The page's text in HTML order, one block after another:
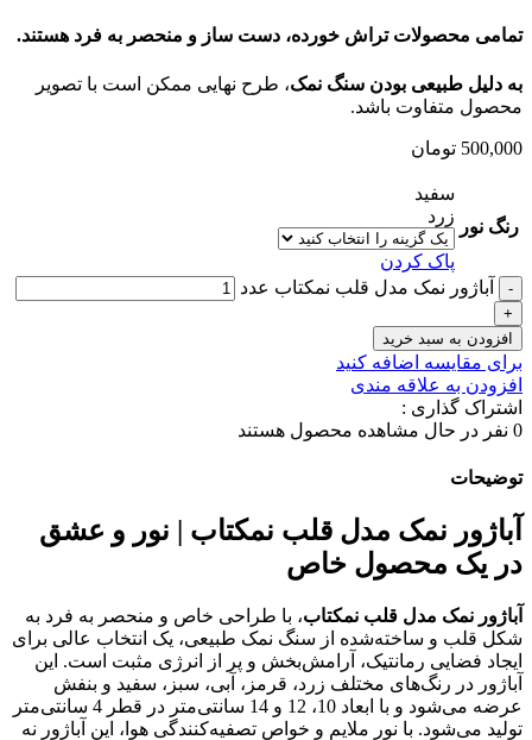
تمامی محصولات تراش خورده، دست ساز و منحصر به فرد هستند.
به دلیل طبیعی بودن سنگ نمک، طرح نهایی ممکن است با تصویر
محصول متفاوت باشد.
500,000 تومان
رنگ نور
سفید
زرد
پاک کردن
آباژور نمک مدل قلب نمکتاب عدد
افزودن به سبد خرید
برای مقایسه اضافه کنید
افزودن به علاقه مندی
اشتراک گذاری :
0 نفر در حال مشاهده محصول هستند
توضیحات
آباژور نمک مدل قلب نمکتاب | نور و عشق
در یک محصول خاص
آباژور نمک مدل قلب نمکتاب، با طراحی خاص و منحصر به فرد به
شکل قلب و ساخته‌شده از سنگ نمک طبیعی، یک انتخاب عالی برای
ایجاد فضایی رمانتیک، آرامش‌بخش و پر از انرژی مثبت است. این
آباژور در رنگ‌های مختلف زرد، قرمز، آبی، سبز، سفید و بنفش
عرضه می‌شود و با ابعاد 10، 12 و 14 سانتی‌متر در قطر 4 سانتی‌متر
تولید می‌شود. با نور ملایم و خواص تصفیه‌کنندگی هوا، این آباژور نه